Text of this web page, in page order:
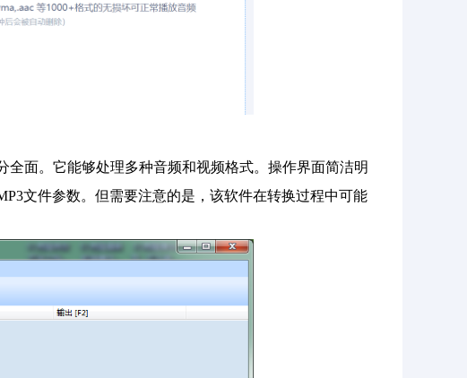
面。它能够处理多种音频和视频格式。操作界面简洁明
文件参数。但需要注意的是，该软件在转换过程中可能